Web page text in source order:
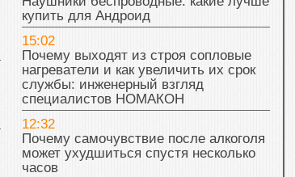
купить для Андроид
15:02
Почему выходят из строя сопловые
нагреватели и как увеличить их срок
службы: инженерный взгляд
специалистов НОМАКОН
12:32
Почему самочувствие после алкоголя
может ухудшиться спустя несколько
часов